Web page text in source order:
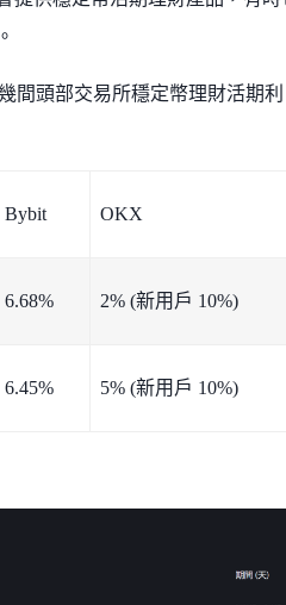
間頭部交易所穩定幣理財活期利
Bybit OKX
6.68% 2% (新用戶 10%)
6.45% 5% (新用戶 10%)